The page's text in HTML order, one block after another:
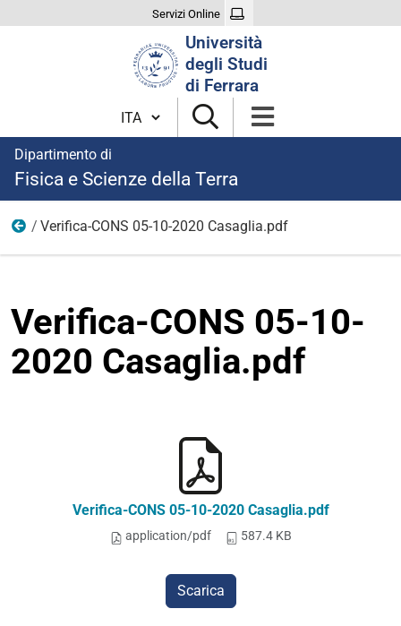
Servizi Online
Università
degli Studi
di Ferrara
Cambia lingua
Dipartimento di
Fisica e Scienze della Terra
Modulistica selezioni 2020
Verifica-CONS 05-10-2020 Casaglia.pdf
Verifica-CONS 05-10-
2020 Casaglia.pdf
Verifica-CONS 05-10-2020 Casaglia.pdf
application/pdf 587.4 KB
Scarica